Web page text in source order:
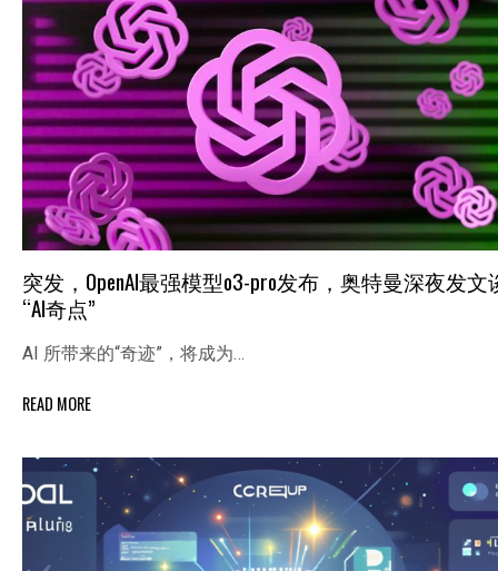
突发，OpenAI最强模型o3-pro发布，奥特曼深夜发文
“AI奇点”
AI 所带来的“奇迹”，将成为…
READ MORE